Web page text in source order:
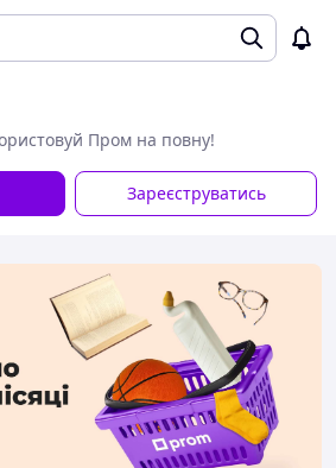
Пром на повну!
Зареєструватись